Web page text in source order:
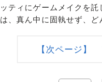
ッティにゲームメイクを
は、真ん中に固執せず、ど
【次ページ】